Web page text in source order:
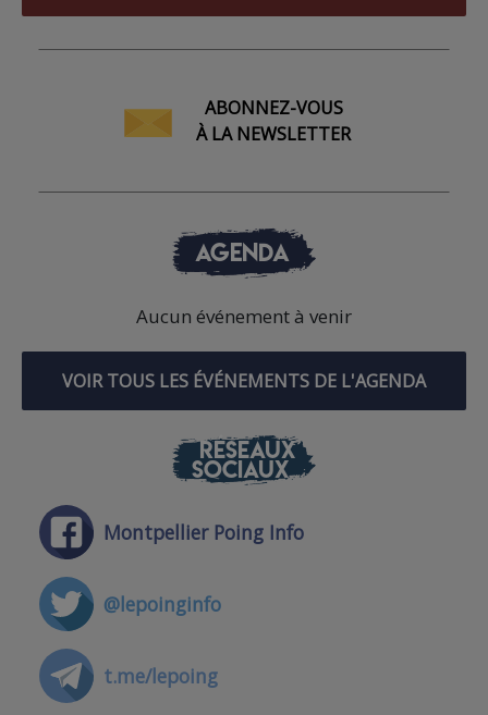
ABONNEZ-VOUS
À LA NEWSLETTER
AGENDA
Aucun événement à venir
VOIR TOUS LES ÉVÉNEMENTS DE L'AGENDA
RÉSEAUX
SOCIAUX
Montpellier Poing Info
@lepoinginfo
t.me/lepoing